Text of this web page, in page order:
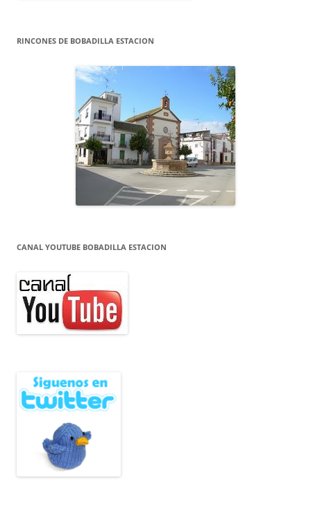
RINCONES DE BOBADILLA ESTACION
CANAL YOUTUBE BOBADILLA ESTACION